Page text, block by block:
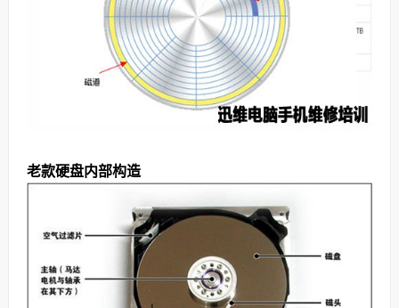
老款硬盘内部构造